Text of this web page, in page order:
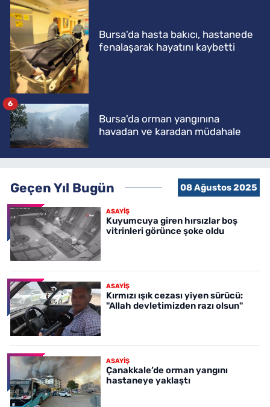
Bursa'da hasta bakıcı, hastanede
fenalaşarak hayatını kaybetti
Bursa'da orman yangınına
havadan ve karadan müdahale
6
Geçen Yıl Bugün 08 Ağustos 2025
ASAYİŞ
Kuyumcuya giren hırsızlar boş
vitrinleri görünce şoke oldu
ASAYİŞ
Kırmızı ışık cezası yiyen sürücü:
"Allah devletimizden razı olsun"
ASAYİŞ
Çanakkale’de orman yangını
hastaneye yaklaştı